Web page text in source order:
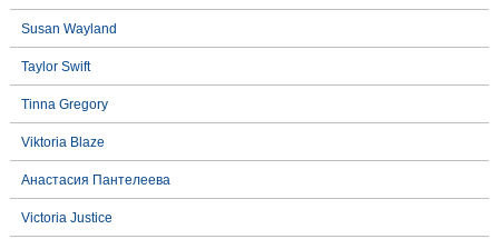
Susan Wayland
Taylor Swift
Tinna Gregory
Viktoria Blaze
Анастасия Пантелеева
Victoria Justice